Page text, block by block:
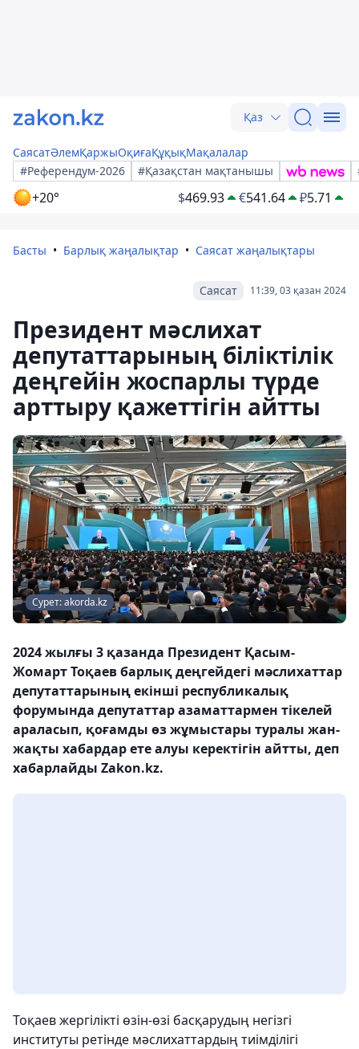
Қаз
СаясатӘлемҚаржыОқиғаҚұқықМақалалар
#Референдум-2026
#Қазақстан мақтанышы
+20° $469.93 €541.64 ₽5.71
Басты Барлық жаңалықтар Саясат жаңалықтары
11:39, 03 қазан 2024
Саясат
Президент мәслихат
депутаттарының біліктілік
деңгейін жоспарлы түрде
арттыру қажеттігін айтты
Сурет: akorda.kz
2024 жылғы 3 қазанда Президент Қасым-
Жомарт Тоқаев барлық деңгейдегі мәслихаттар
депутаттарының екінші республикалық
форумында депутаттар азаматтармен тікелей
араласып, қоғамды өз жұмыстары туралы жан-
жақты хабардар ете алуы керектігін айтты, деп
хабарлайды Zakon.kz.
Тоқаев жергілікті өзін-өзі басқарудың негізгі
институты ретінде мәслихаттардың тиімділігі